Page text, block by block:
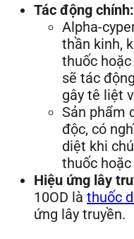
Tác động chính:
Alpha-
thần kinh,
thuốc
sẽ tác
gây tê liệt
Sản phẩm
độc, có
diệt khi
thuốc
Hiệu ứng lây
10OD là thuốc
ứng lây truyền.